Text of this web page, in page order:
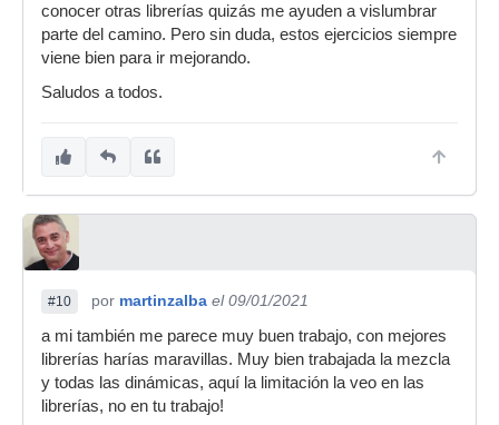
conocer otras librerías quizás me ayuden a vislumbrar
parte del camino. Pero sin duda, estos ejercicios siempre
viene bien para ir mejorando.
Saludos a todos.
#10 por martinzalba el 09/01/2021
a mi también me parece muy buen trabajo, con mejores
librerías harías maravillas. Muy bien trabajada la mezcla
y todas las dinámicas, aquí la limitación la veo en las
librerías, no en tu trabajo!